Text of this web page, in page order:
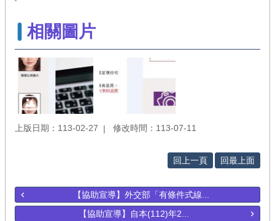
相關圖片
上版日期：113-02-27 修改時間：113-07-11
回上一頁 回最上面
【協助宣導】外交部「有條件式線...
【協助宣導】自本(112)年2...